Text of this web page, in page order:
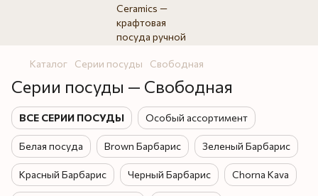
Каталог Серии посуды Свободная
Серии посуды — Свободная
ВСЕ СЕРИИ ПОСУДЫ Особый ассортимент
Белая посуда Brown Барбарис Зеленый Барбарис
Красный Барбарис Черный Барбарис Chorna Kava